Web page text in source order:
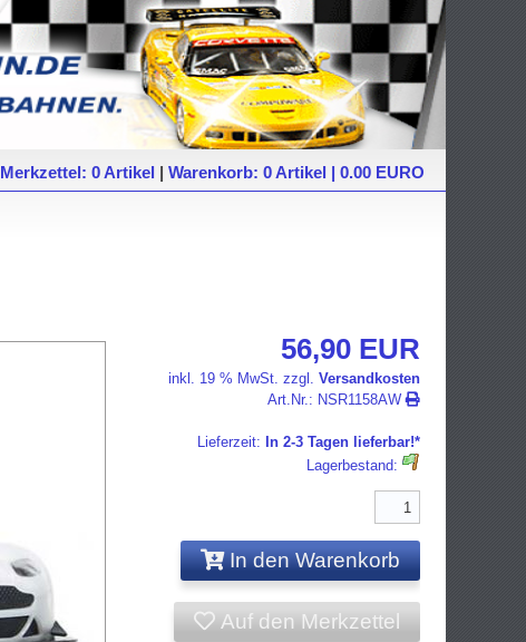
Merkzettel: 0 Artikel | Warenkorb: 0 Artikel | 0.00 EURO
56,90 EUR
inkl. 19 % MwSt. zzgl. Versandkosten
Art.Nr.: NSR1158AW
Lieferzeit: In 2-3 Tagen lieferbar!*
Lagerbestand:
In den Warenkorb
Auf den Merkzettel